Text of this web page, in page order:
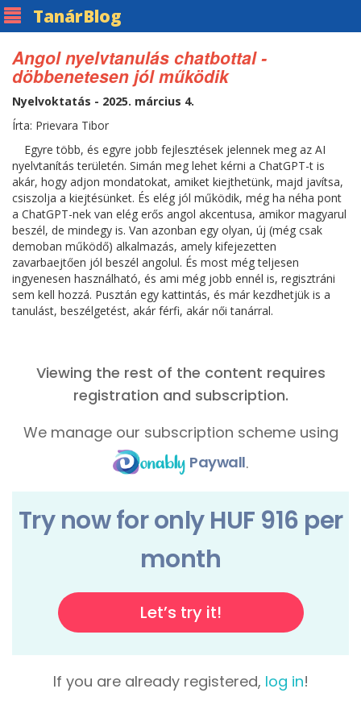
TanárBlog
Angol nyelvtanulás chatbottal -
döbbenetesen jól működik
Nyelvoktatás - 2025. március 4.
Írta: Prievara Tibor
Egyre több, és egyre jobb fejlesztések jelennek meg az AI
nyelvtanítás területén. Simán meg lehet kérni a ChatGPT-t is
akár, hogy adjon mondatokat, amiket kiejthetünk, majd javítsa,
csiszolja a kiejtésünket. És elég jól működik, még ha néha pont
a ChatGPT-nek van elég erős angol akcentusa, amikor magyarul
beszél, de mindegy is. Van azonban egy olyan, új (még csak
demoban működő) alkalmazás, amely kifejezetten
zavarbaejtően jól beszél angolul. És most még teljesen
ingyenesen használható, és ami még jobb ennél is, regisztráni
sem kell hozzá. Pusztán egy kattintás, és már kezdhetjük is a
tanulást, beszélgetést, akár férfi, akár női tanárral.